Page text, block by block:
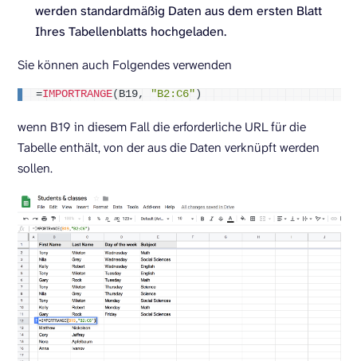
werden standardmäßig Daten aus dem ersten Blatt
Ihres Tabellenblatts hochgeladen.
Sie können auch Folgendes verwenden
=IMPORTRANGE( B19, "B2:C6" )
wenn B19 in diesem Fall die erforderliche URL für die
Tabelle enthält, von der aus die Daten verknüpft werden
sollen.